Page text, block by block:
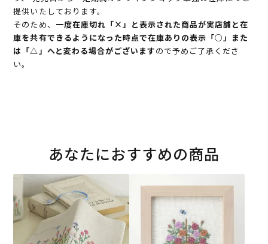
提供いたしております。
そのため、 一度在庫切れ「×」と表示された商品が実店舗と在
庫を共有できるようになった時点で在庫ありの表示「○」また
は「△」へと変わる場合がございますので予めご了承くださ
い。
あなたにおすすめの商品